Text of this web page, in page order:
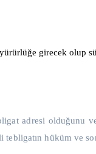
girecek olup
adresi
hüküm ve